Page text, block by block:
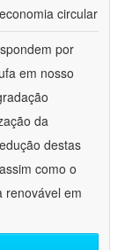
circular
por
em nosso
da
destas
como o
renovável em